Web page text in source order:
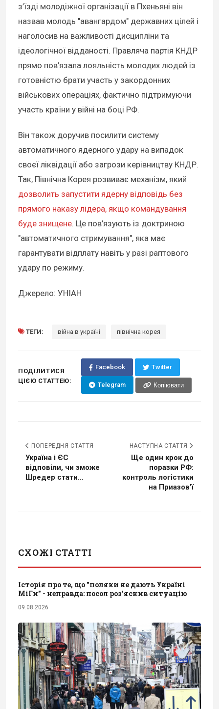
з’їзді молодіжної організації в Пхеньяні він
назвав молодь "авангардом" державних цілей і
наголосив на важливості дисципліни та
ідеологічної відданості. Правляча партія КНДР
прямо пов’язала лояльність молодих людей із
готовністю брати участь у закордонних
військових операціях, фактично підтримуючи
участь країни у війні на боці РФ.
Він також доручив посилити систему
автоматичного ядерного удару на випадок
своєї ліквідації або загрози керівництву КНДР.
Так, Північна Корея розвиває механізм, який
дозволить запустити ядерну відповідь без
прямого наказу лідера, якщо командування
буде знищене. Це пов’язують із доктриною
"автоматичного стримування", яка має
гарантувати відплату навіть у разі раптового
удару по режиму.
Джерело: УНІАН
ТЕГИ: війна в україні північна корея
ПОДІЛИТИСЯ
ЦІЄЮ СТАТТЕЮ:
Facebook Twitter
Telegram Копіювати
ПОПЕРЕДНЯ СТАТТЯ
Україна і ЄС
відповіли, чи зможе
Шредер стати...
НАСТУПНА СТАТТЯ
Ще один крок до
поразки РФ:
контроль логістики
на Приазов’ї
СХОЖІ СТАТТІ
Історія про те, що "поляки не дають Україні
МіГи" - неправда: посол роз’яснив ситуацію
09.08.2026